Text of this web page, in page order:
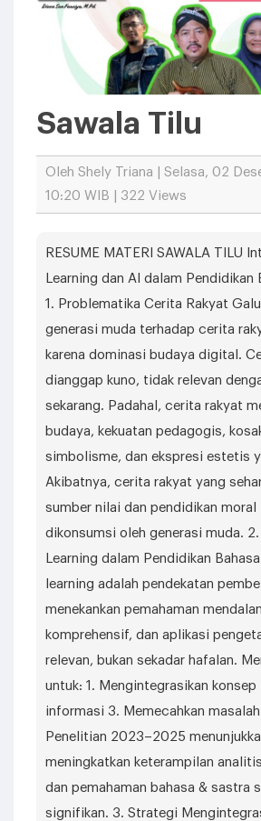
Sawala Tilu
Oleh Shely Triana | Selasa, 02
10:20 WIB | 322 Views
RESUME MATERI SAWALA TILU
Learning dan AI dalam Pendidikan
1. Problematika Cerita Rakyat
generasi muda terhadap cerita
karena dominasi budaya digital.
dianggap kuno, tidak relevan
sekarang. Padahal, cerita rakyat
budaya, kekuatan pedagogis,
simbolisme, dan ekspresi estetis
Akibatnya, cerita rakyat yang
sumber nilai dan pendidikan moral
dikonsumsi oleh generasi muda.
Learning dalam Pendidikan
learning adalah pendekatan
menekankan pemahaman
komprehensif, dan aplikasi
relevan, bukan sekadar hafalan.
untuk: 1. Mengintegrasikan
informasi 3. Memecahkan
Penelitian 2023–2025
meningkatkan keterampilan
dan pemahaman bahasa & sastra
signifikan. 3. Strategi